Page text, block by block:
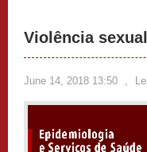
Violência
June 14, 2018 13:50 ,